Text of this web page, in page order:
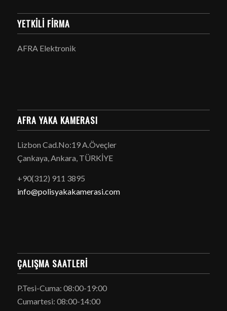
YETKILI FIRMA
AFRA Elektronik
AFRA YAKA KAMERASI
Lizbon Cad.No:19 A.Öveçler
Çankaya, Ankara, TÜRKİYE
+90(312) 911 3895
info@polisyakakamerasi.com
ÇALIŞMA SAATLERI
P.Tesi-Cuma: 08:00-19:00
Cumartesi: 08:00-14:00